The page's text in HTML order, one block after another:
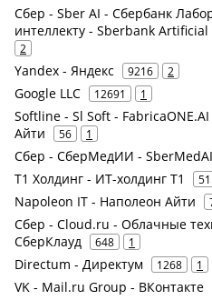
Сбер - Sber AI - Сбербанк
интеллекту - Sberbank
2
Yandex - Яндекс 9216 2
Google LLC 12691 1
Softline - Sl Soft -
Айти
56 1
Сбер - СберМедИИ - SberMedAI
Т1 Холдинг - ИТ-холдинг Т1
Napoleon IT - Наполеон Айти
Сбер - Cloud.ru - Облачные
СберКлауд
648 1
Directum - Директум 1268 1
VK - Mail.ru Group - ВКонтакте